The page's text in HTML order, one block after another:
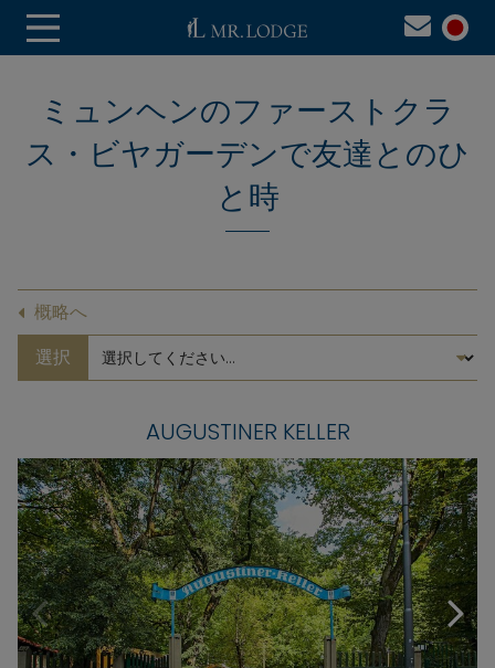
ミュンヘンのファーストクラ
ス・ビヤガーデンで友達とのひ
と時
概略へ
選択
AUGUSTINER KELLER